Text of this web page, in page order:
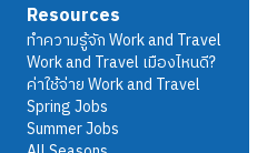
Resources
ทำความรู้จัก Work and Travel
Work and Travel เมืองไหนดี?
ค่าใช้จ่าย Work and Travel
Spring Jobs
Summer Jobs